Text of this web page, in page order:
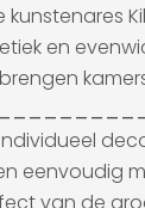
en
eenvoudig